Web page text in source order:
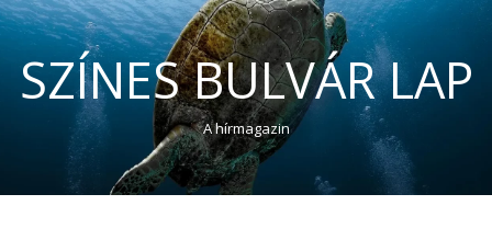
SZÍNES BULVÁR LAP
A hírmagazin